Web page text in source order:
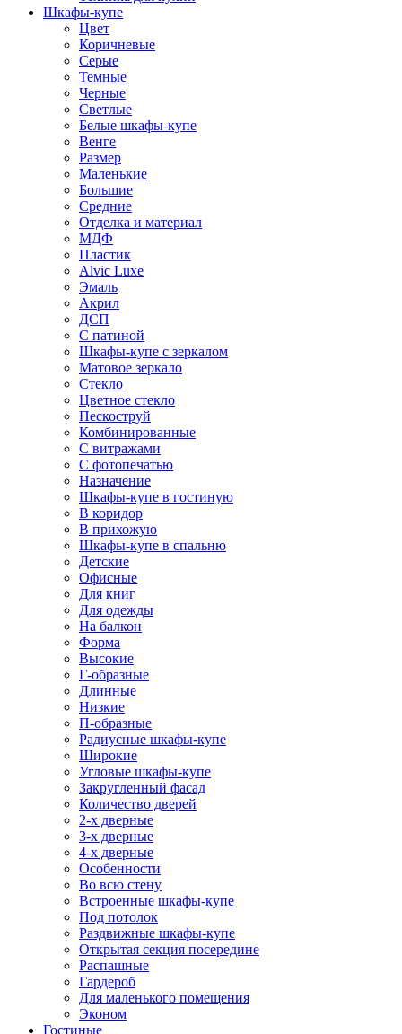
Шкафы-купе
Цвет
Коричневые
Серые
Темные
Черные
Светлые
Белые шкафы-купе
Венге
Размер
Маленькие
Большие
Средние
Отделка и материал
МДФ
Пластик
Alvic Luxe
Эмаль
Акрил
ДСП
С патиной
Шкафы-купе с зеркалом
Матовое зеркало
Стекло
Цветное стекло
Пескоструй
Комбинированные
С витражами
С фотопечатью
Назначение
Шкафы-купе в гостиную
В коридор
В прихожую
Шкафы-купе в спальню
Детские
Офисные
Для книг
Для одежды
На балкон
Форма
Высокие
Г-образные
Длинные
Низкие
П-образные
Радиусные шкафы-купе
Широкие
Угловые шкафы-купе
Закругленный фасад
Количество дверей
2-х дверные
3-х дверные
4-х дверные
Особенности
Во всю стену
Встроенные шкафы-купе
Под потолок
Раздвижные шкафы-купе
Открытая секция посередине
Распашные
Гардероб
Для маленького помещения
Эконом
Гостиные